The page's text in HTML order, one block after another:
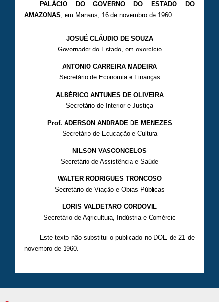
PALÁCIO DO GOVERNO DO ESTADO DO
AMAZONAS, em Manaus, 16 de novembro de 1960.
JOSUÉ CLÁUDIO DE SOUZA
Governador do Estado, em exercício
ANTONIO CARREIRA MADEIRA
Secretário de Economia e Finanças
ALBÉRICO ANTUNES DE OLIVEIRA
Secretário de Interior e Justiça
Prof. ADERSON ANDRADE DE MENEZES
Secretário de Educação e Cultura
NILSON VASCONCELOS
Secretário de Assistência e Saúde
WALTER RODRIGUES TRONCOSO
Secretário de Viação e Obras Públicas
LORIS VALDETARO CORDOVIL
Secretário de Agricultura, Indústria e Comércio
Este texto não substitui o publicado no DOE de 21 de
novembro de 1960.